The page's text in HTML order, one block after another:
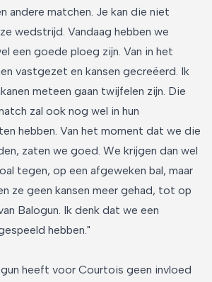
andere matchen. Je kan die niet
wedstrijd. Vandaag hebben we
een goede ploeg zijn. Van in het
vastgezet en kansen gecreëerd. Ik
meteen gaan twijfelen zijn. Die
zal ook nog wel in hun
hebben. Van het moment dat we die
zaten we goed. We krijgen dan wel
tegen, op een afgeweken bal, maar
ze geen kansen meer gehad, tot op
Balogun. Ik denk dat we een
hebben."
heeft voor Courtois geen invloed